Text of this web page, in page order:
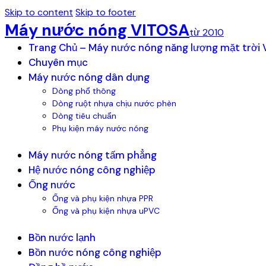
Skip to content Skip to footer
Máy nước nóng VITOSAtừ 2010
Trang Chủ – Máy nước nóng năng lượng mặt trời
Chuyên mục
Máy nước nóng dân dụng
Dòng phổ thông
Dòng ruột nhựa chịu nước phèn
Dòng tiêu chuẩn
Phụ kiện máy nước nóng
Máy nước nóng tấm phẳng
Hệ nước nóng công nghiệp
Ống nước
Ống và phụ kiện nhựa PPR
Ống và phụ kiện nhựa uPVC
Bồn nước lạnh
Bồn nước nóng công nghiệp